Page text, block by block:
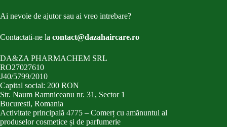
Ai nevoie de ajutor sau ai vreo intrebare?
Contactati-ne la contact@dazahaircare.ro
DA&ZA PHARMACHEM SRL
RO27027610
J40/5799/2010
Capital social: 200 RON
Str. Naum Ramniceanu nr. 31, Sector 1
Bucuresti, Romania
Activitate principală 4775 – Comerț cu amănuntul al
produselor cosmetice și de parfumerie